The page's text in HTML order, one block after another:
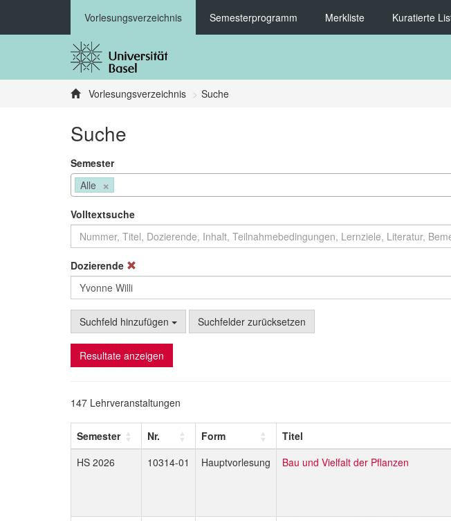
Vorlesungsverzeichnis Semesterprogramm Merkliste Kuratierte
Vorlesungsverzeichnis Suche
Suche
Semester
×
Alle
Volltextsuche
Dozierende
Suchfeld hinzufügen Suchfelder zurücksetzen
Resultate anzeigen
147 Lehrveranstaltungen
Semester Nr. Form Titel
HS 2026
10314-01 Hauptvorlesung Bau und Vielfalt der Pflanzen